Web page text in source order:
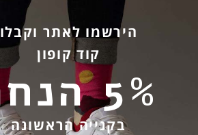
קניה מאובטחת
הירשמו לאתר וקבלו
קוד קופון
5% הנחה
בקנייה הראשונה